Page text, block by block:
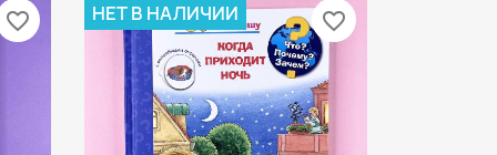
favorite_border НЕТ В НАЛИЧИИ favorite_border